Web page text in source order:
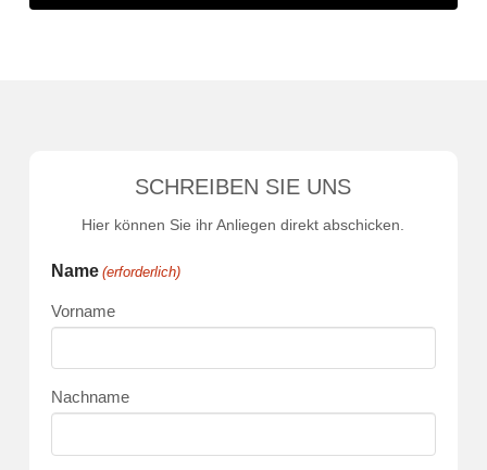
SCHREIBEN SIE UNS
Hier können Sie ihr Anliegen direkt abschicken.
Name (erforderlich)
Vorname
Nachname